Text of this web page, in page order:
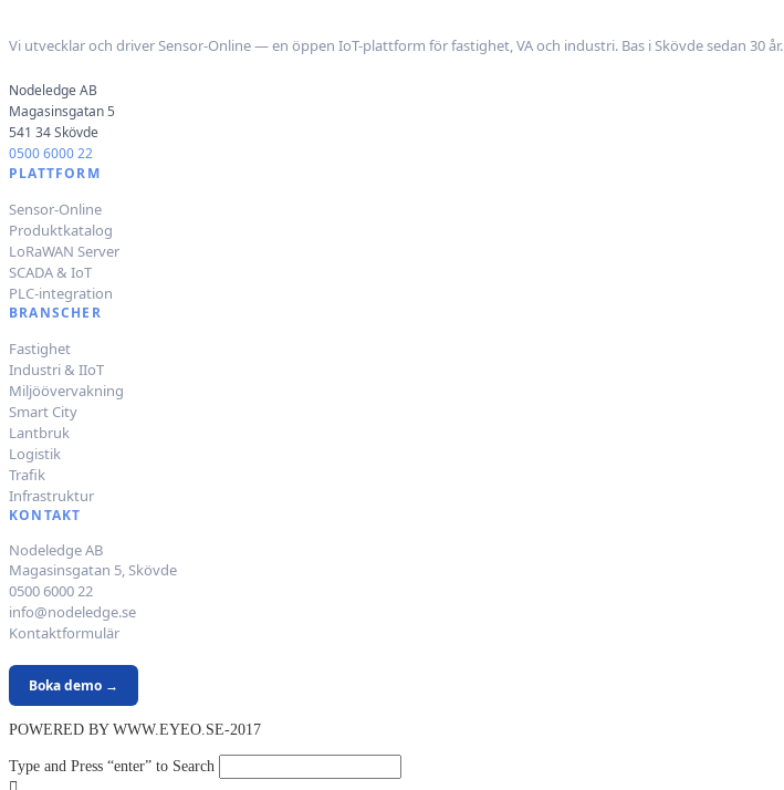
Vi utvecklar och driver Sensor-Online — en öppen IoT-plattform för fastighet, VA och industri. Bas i Skövde sedan 30 år.
Nodeledge AB
Magasinsgatan 5
541 34 Skövde
0500 6000 22
PLATTFORM
Sensor-Online
Produktkatalog
LoRaWAN Server
SCADA & IoT
PLC-integration
BRANSCHER
Fastighet
Industri & IIoT
Miljöövervakning
Smart City
Lantbruk
Logistik
Trafik
Infrastruktur
KONTAKT
Nodeledge AB
Magasinsgatan 5, Skövde
0500 6000 22
info@nodeledge.se
Kontaktformulär
Boka demo →
POWERED BY WWW.EYEO.SE-2017
Type and Press “enter” to Search